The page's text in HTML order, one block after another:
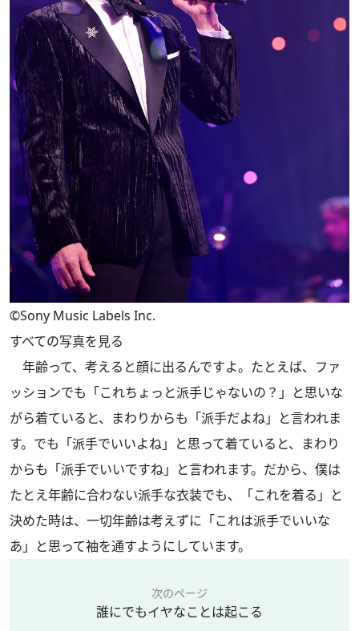
©Sony Music Labels Inc.
すべての写真を見る
年齢って、考えると顔に出るんですよ。たとえば、ファ
ッションでも「これちょっと派手じゃないの？」と思いな
がら着ていると、まわりからも「派手だよね」と言われま
す。でも「派手でいいよね」と思って着ていると、まわり
からも「派手でいいですね」と言われます。だから、僕は
たとえ年齢に合わない派手な衣装でも、「これを着る」と
決めた時は、一切年齢は考えずに「これは派手でいいな
あ」と思って袖を通すようにしています。
次のページ
誰にでもイヤなことは起こる